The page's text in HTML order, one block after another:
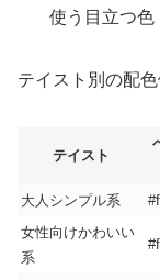
使う目立つ色
テイスト別の配
テイスト
大人シンプル系
女性向けかわいい
系